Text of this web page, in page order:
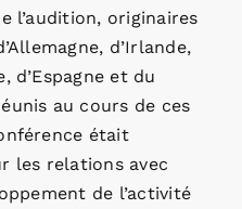
l’audition, originaires
d’Irlande,
d’Espagne et du
au cours de ces
était
les relations avec
de l’activité